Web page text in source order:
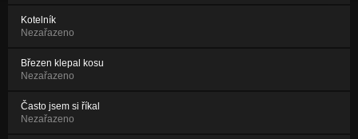
Kotelník
Nezařazeno
Březen klepal kosu
Nezařazeno
Často jsem si říkal
Nezařazeno